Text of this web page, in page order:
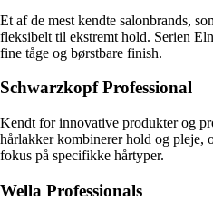
Et af de mest kendte salonbrands,
fleksibelt til ekstremt hold. Serien
fine tåge og børstbare finish.
Schwarzkopf Professional
Kendt for innovative produkter og
hårlakker kombinerer hold og pleje,
fokus på specifikke hårtyper.
Wella Professionals